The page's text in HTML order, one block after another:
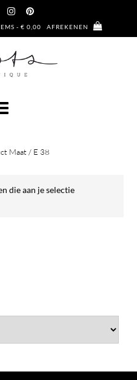
- € 0,00 AFREKENEN
Maat / E 38
die aan je selectie